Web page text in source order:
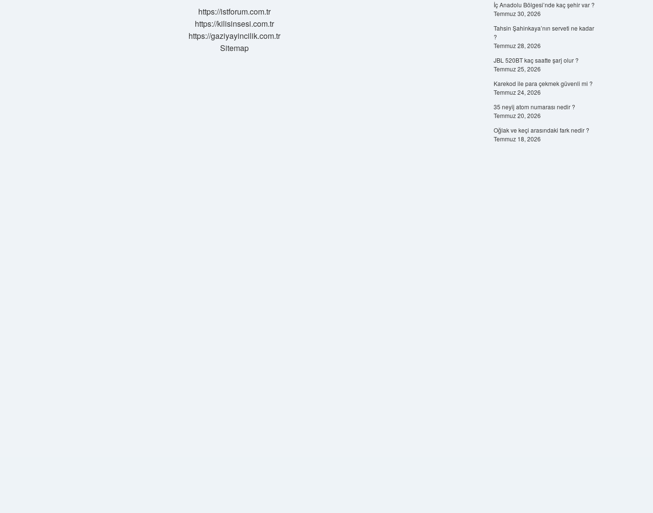
https://istforum.com.tr
https://kilisinsesi.com.tr
https://gaziyayincilik.com.tr
Sitemap
İç Anadolu Bölgesi’nde kaç şehir var ?
Temmuz 30, 2026
Tahsin Şahinkaya’nın serveti ne kadar
?
Temmuz 28, 2026
JBL 520BT kaç saatte şarj olur ?
Temmuz 25, 2026
Karekod ile para çekmek güvenli mi ?
Temmuz 24, 2026
35 neyij atom numarası nedir ?
Temmuz 20, 2026
Oğlak ve keçi arasındaki fark nedir ?
Temmuz 18, 2026